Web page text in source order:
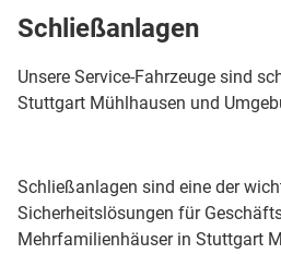
Schließanlagen
Unsere Service-Fahrzeuge sind
Stuttgart Mühlhausen und
Schließanlagen sind eine der
Sicherheitslösungen für
Mehrfamilienhäuser in Stuttgart